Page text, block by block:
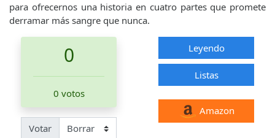
para ofrecernos una historia en cuatro partes que promete
derramar más sangre que nunca.
0
0 votos
Votar
Leyendo
Listas
Amazon